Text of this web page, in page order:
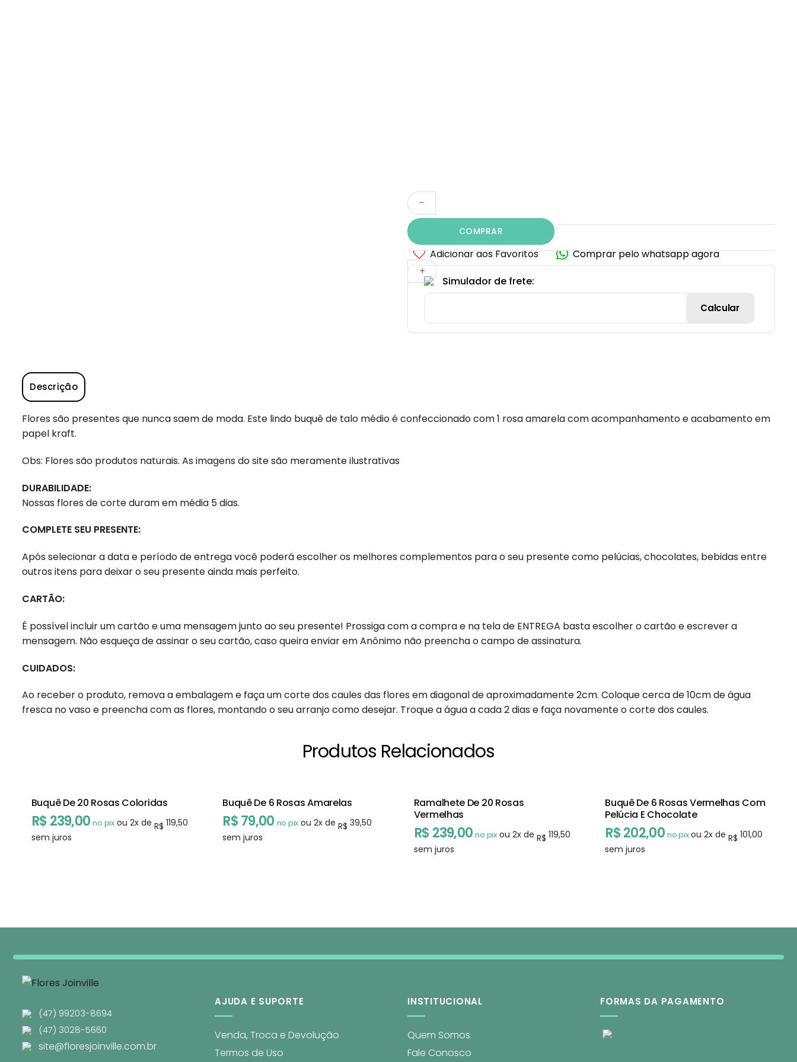
Rosa
Amarela
Solitária
quantidade
COMPRAR
Adicionar aos Favoritos Comprar pelo whatsapp agora
Simulador de frete:
Calcular
Descrição
Flores são presentes que nunca saem de moda. Este lindo buquê de talo médio é confeccionado com 1 rosa amarela com acompanhamento e acabamento em
papel kraft.
Obs: Flores são produtos naturais. As imagens do site são meramente ilustrativas
DURABILIDADE:
Nossas flores de corte duram em média 5 dias.
COMPLETE SEU PRESENTE:
Após selecionar a data e período de entrega você poderá escolher os melhores complementos para o seu presente como pelúcias, chocolates, bebidas entre
outros itens para deixar o seu presente ainda mais perfeito.
CARTÃO:
É possível incluir um cartão e uma mensagem junto ao seu presente! Prossiga com a compra e na tela de ENTREGA basta escolher o cartão e escrever a
mensagem. Não esqueça de assinar o seu cartão, caso queira enviar em Anônimo não preencha o campo de assinatura.
CUIDADOS:
Ao receber o produto, remova a embalagem e faça um corte dos caules das flores em diagonal de aproximadamente 2cm. Coloque cerca de 10cm de água
fresca no vaso e preencha com as flores, montando o seu arranjo como desejar. Troque a água a cada 2 dias e faça novamente o corte dos caules.
Produtos Relacionados
Buquê De 20 Rosas Coloridas
R$ 239,00 no pix ou 2x de R$ 119,50
sem juros
Buquê De 6 Rosas Amarelas
R$79,00 no pix ou 2x de R$ 39,50
sem juros
Ramalhete De 20 Rosas
Vermelhas
R$ 239,00 no pix ou 2x de R$ 119,50
sem juros
Buquê De 6 Rosas Vermelhas Com
Pelúcia E Chocolate
R$202,00 no pix ou2x deR$ 101,00
sem juros
(47) 99203-8694
(47) 3028-5660
site@floresjoinville.com.br
AJUDA E SUPORTE
Venda, Troca e Devolução
Termos de Uso
INSTITUCIONAL
Quem Somos
Fale Conosco
FORMAS DA PAGAMENTO